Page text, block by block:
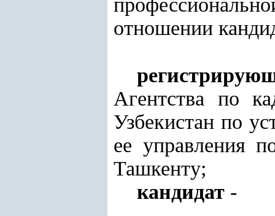
отношении
Агентства по
Узбекистан по
ее управления
Ташкенту;
кандидат -